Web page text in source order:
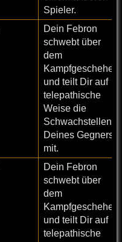
Spieler.
Dein Febron
schwebt über
dem
Kampfgeschehen
und teilt Dir auf
telepathische
Weise die
Schwachstellen
Deines Gegners
mit.
Dein Febron
schwebt über
dem
Kampfgeschehen
und teilt Dir auf
telepathische